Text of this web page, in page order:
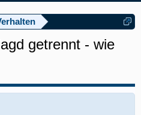
getrennt - wie